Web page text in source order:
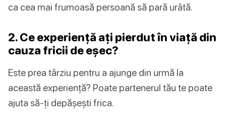
ca cea mai frumoasă persoană să pară urâtă.
2. Ce experiență ați pierdut în viață din
cauza fricii de eșec?
Este prea târziu pentru a ajunge din urmă la
această experiență? Poate partenerul tău te poate
ajuta să-ți depășești frica.